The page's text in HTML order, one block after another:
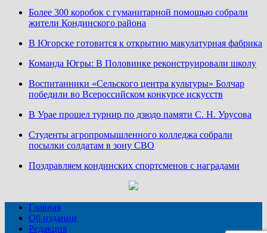
Более 300 коробок с гуманитарной помощью собрали
жители Кондинского района
В Югорске готовится к открытию макулатурная фабрика
Команда Югры: В Половинке реконструировали школу
Воспитанники «Сельского центра культуры» Болчар
победили во Всероссийском конкурсе искусств
В Урае прошел турнир по дзюдо памяти С. Н. Урусова
Студенты агропромышленного колледжа собрали
посылки солдатам в зону СВО
Поздравляем кондинских спортсменов с наградами
Главная
Об издании
Редакция